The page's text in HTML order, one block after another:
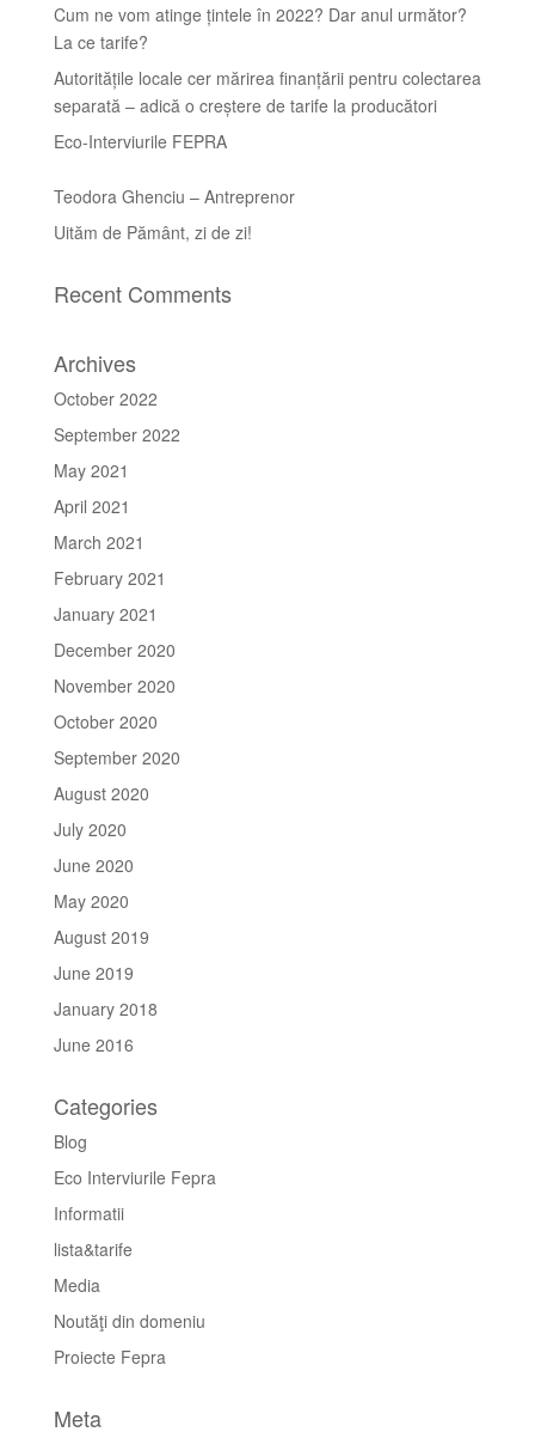
Cum ne vom atinge țintele în 2022? Dar anul următor?
La ce tarife?
Autoritățile locale cer mărirea finanțării pentru colectarea
separată – adică o creștere de tarife la producători
Eco-Interviurile FEPRA
Teodora Ghenciu – Antreprenor
Uităm de Pământ, zi de zi!
Recent Comments
Archives
October 2022
September 2022
May 2021
April 2021
March 2021
February 2021
January 2021
December 2020
November 2020
October 2020
September 2020
August 2020
July 2020
June 2020
May 2020
August 2019
June 2019
January 2018
June 2016
Categories
Blog
Eco Interviurile Fepra
Informatii
lista&tarife
Media
Noutăţi din domeniu
Proiecte Fepra
Meta